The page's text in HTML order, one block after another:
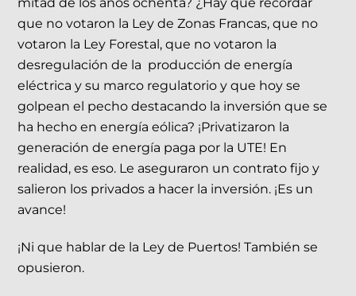
que no votaron la Ley de Zonas Francas, que no
votaron la Ley Forestal, que no votaron la
desregulación de la producción de energía
eléctrica y su marco regulatorio y que hoy se
golpean el pecho destacando la inversión que se
ha hecho en energía eólica? ¡Privatizaron la
generación de energía paga por la UTE! En
realidad, es eso. Le aseguraron un contrato fijo y
salieron los privados a hacer la inversión. ¡Es un
avance!
¡Ni que hablar de la Ley de Puertos! También se
opusieron.